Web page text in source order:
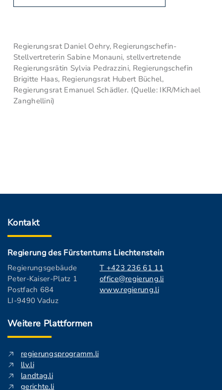
Regierungsrat Daniel Oehry, Regierungschefin-
Stellvertreterin Sabine Monauni, stellvertretende
Regierungsrätin Sylvia Pedrazzini, Regierungschefin
Brigitte Haas, Regierungsrat Hubert Büchel,
Regierungsrat Emanuel Schädler. (Quelle: IKR/Michael
Zanghellini)
Kontakt
Regierung des Fürstentums Liechtenstein
Regierungsgebäude
Peter-Kaiser-Platz 1
Postfach 684
LI-9490 Vaduz
T +423 236 61 11
office@regierung.li
www.regierung.li
Weitere Plattformen
regierungsprogramm.li
llv.li
landtag.li
gerichte.li